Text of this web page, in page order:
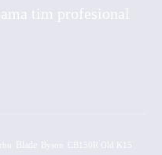
tim profesional
CB150R Old K15